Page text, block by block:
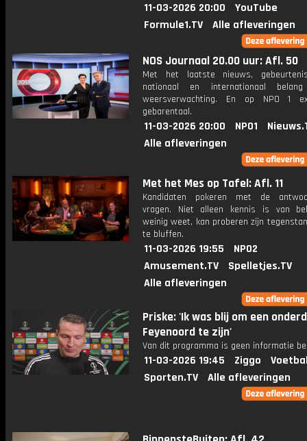
11-03-2026 20:00
YouTube
Formule1.TV
Alle afleveringen
NOS Journaal 20.00 uur: Afl. 50
Met het laatste nieuws,
nationaal en internationaal
weersverwachting. En op NPO 1
gebarentaal.
11-03-2026 20:00 NPO1
Alle afleveringen
Met het Mes op Tafel: Afl. 11
Kandidaten pokeren met de
vragen. Niet alleen kennis is van
weinig weet, kan proberen zijn
te bluffen.
11-03-2026 19:55
NPO2
Amusement.TV
Spelletjes.TV
Alle afleveringen
Priske: 'Ik was blij om een
Feyenoord te zijn'
Van dit programma is geen informatie
11-03-2026 19:45 Ziggo
Sporten.TV
Alle afleveringen